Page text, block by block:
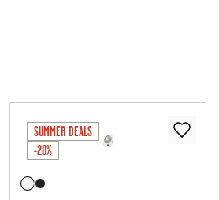
SUMMER DEALS
-20%